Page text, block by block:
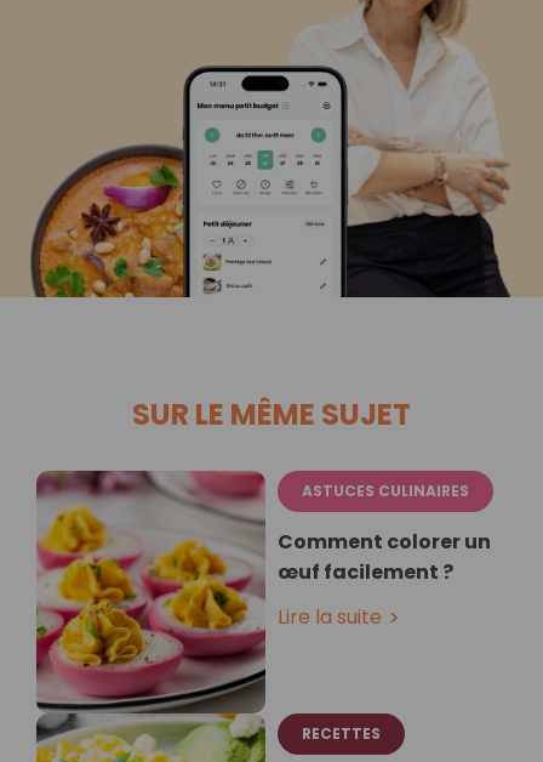
SUR LE MÊME SUJET
ASTUCES CULINAIRES
Comment colorer un
œuf facilement ?
Lire la suite
RECETTES